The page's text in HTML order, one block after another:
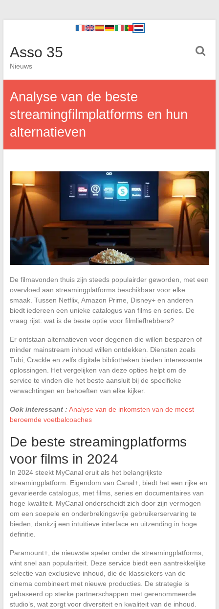
Asso 35
Nieuws
Analyse van de beste
streamingfilmplatforms en hun
alternatieven
De filmavonden thuis zijn steeds populairder geworden, met een
overvloed aan streamingplatforms beschikbaar voor elke
smaak. Tussen Netflix, Amazon Prime, Disney+ en anderen
biedt iedereen een unieke catalogus van films en series. De
vraag rijst: wat is de beste optie voor filmliefhebbers?
Er ontstaan alternatieven voor degenen die willen besparen of
minder mainstream inhoud willen ontdekken. Diensten zoals
Tubi, Crackle en zelfs digitale bibliotheken bieden interessante
oplossingen. Het vergelijken van deze opties helpt om de
service te vinden die het beste aansluit bij de specifieke
verwachtingen en behoeften van elke kijker.
Ook interessant : Analyse van de inkomsten van de meest
beroemde voetbalcoaches
De beste streamingplatforms
voor films in 2024
In 2024 steekt MyCanal eruit als het belangrijkste
streamingplatform. Eigendom van Canal+, biedt het een rijke en
gevarieerde catalogus, met films, series en documentaires van
hoge kwaliteit. MyCanal onderscheidt zich door zijn vermogen
om een soepele en onderbrekingsvrije gebruikerservaring te
bieden, dankzij een intuïtieve interface en uitzending in hoge
definitie.
Paramount+, de nieuwste speler onder de streamingplatforms,
wint snel aan populariteit. Deze service biedt een aantrekkelijke
selectie van exclusieve inhoud, die de klassiekers van de
cinema combineert met nieuwe producties. De strategie is
gebaseerd op sterke partnerschappen met gerenommeerde
studio’s, wat zorgt voor diversiteit en kwaliteit van de inhoud.